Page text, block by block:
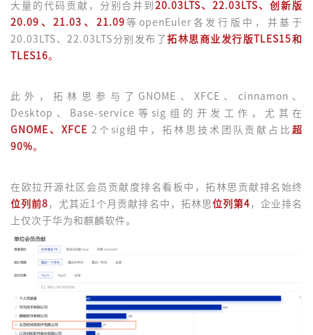
大量的代码贡献，分别合并到20.03LTS、22.03LTS、创新版
20.09、21.03、21.09 等openEuler各发行版中，并基于
20.03LTS、22.03LTS分别发布了拓林思商业发行版TLES15和
TLES16。
此外，拓林思参与了GNOME、XFCE、cinnamon、
Desktop、Base-service等sig组的开发工作，尤其在
GNOME、XFCE 2个sig组中，拓林思技术团队贡献占比超
90%。
在欧拉开源社区会员贡献度排名看板中，拓林思贡献排名始终
位列前8 ，尤其近1个月贡献排名中，拓林思 位列第4 ，企业排名
上仅次于华为和麒麟软件。